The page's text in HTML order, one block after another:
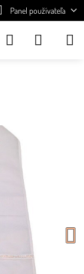
Panel používateľa